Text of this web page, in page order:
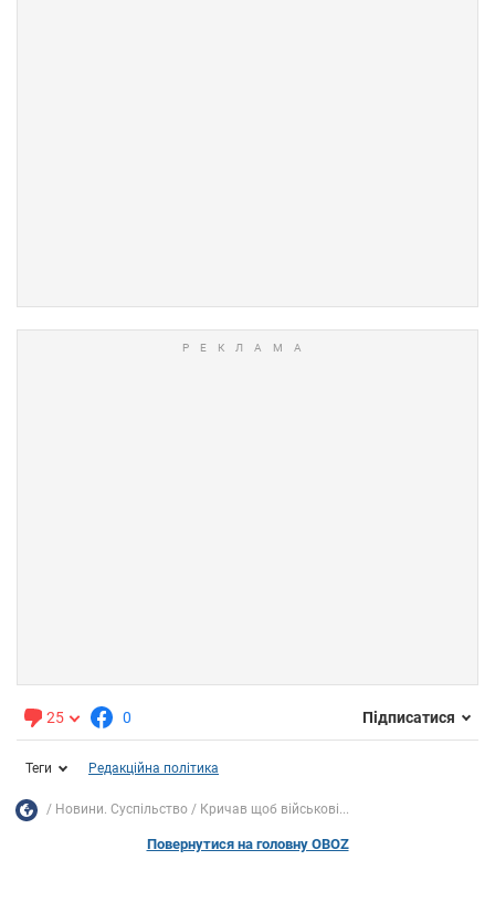
25 0 Підписатися
Теги Редакційна політика
Новини. Суспільство Кричав щоб військові...
Повернутися на головну OBOZ